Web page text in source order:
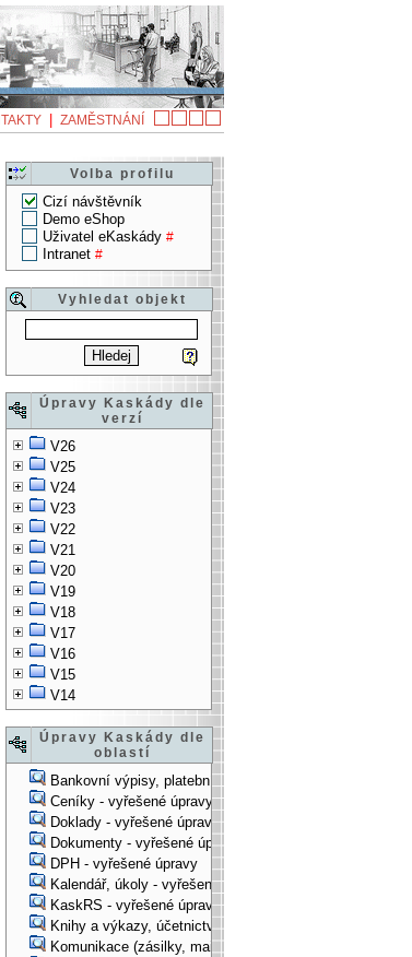
ZAMĚSTNÁNÍ
Volba profilu
Cizí návštěvník
Demo eShop
Uživatel eKaskády #
Intranet #
Vyhledat objekt
Úpravy Kaskády dle
verzí
V26
V25
V24
V23
V22
V21
V20
V19
V18
V17
V16
V15
V14
Úpravy Kaskády dle
oblastí
Bankovní výpisy, platební příkazy - vyřešené úpravy
Ceníky - vyřešené úpravy
Doklady - vyřešené úpravy
Dokumenty - vyřešené úpravy
DPH - vyřešené úpravy
Kalendář, úkoly - vyřešené úpravy
KaskRS - vyřešené úpravy
Knihy a výkazy, účetnictví - vyřešené úpravy
Komunikace (zásilky, mail-systém, ...) - vyřešené úpravy